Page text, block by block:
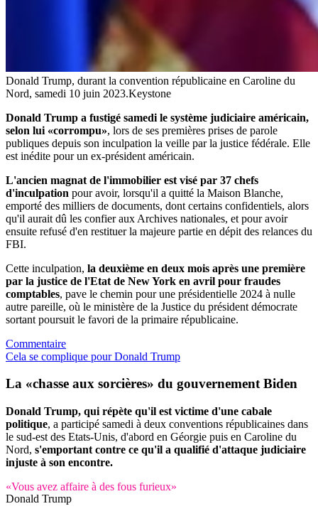
Donald Trump, durant la convention républicaine en Caroline du
Nord, samedi 10 juin 2023.Keystone
Donald Trump a fustigé samedi le système judiciaire américain,
selon lui «corrompu», lors de ses premières prises de parole
publiques depuis son inculpation la veille par la justice fédérale. Elle
est inédite pour un ex-président américain.
L'ancien magnat de l'immobilier est visé par 37 chefs
d'inculpation pour avoir, lorsqu'il a quitté la Maison Blanche,
emporté des milliers de documents, dont certains confidentiels, alors
qu'il aurait dû les confier aux Archives nationales, et pour avoir
ensuite refusé d'en restituer la majeure partie en dépit des relances du
FBI.
Cette inculpation, la deuxième en deux mois après une première
par la justice de l'Etat de New York en avril pour fraudes
comptables, pave le chemin pour une présidentielle 2024 à nulle
autre pareille, où le ministère de la Justice du président démocrate
sortant poursuit le favori de la primaire républicaine.
Commentaire
Cela se complique pour Donald Trump
La «chasse aux sorcières» du gouvernement Biden
Donald Trump, qui répète qu'il est victime d'une cabale
politique, a participé samedi à deux conventions républicaines dans
le sud-est des Etats-Unis, d'abord en Géorgie puis en Caroline du
Nord, s'emportant contre ce qu'il a qualifié d'attaque judiciaire
injuste à son encontre.
«Vous avez affaire à des fous furieux»
Donald Trump